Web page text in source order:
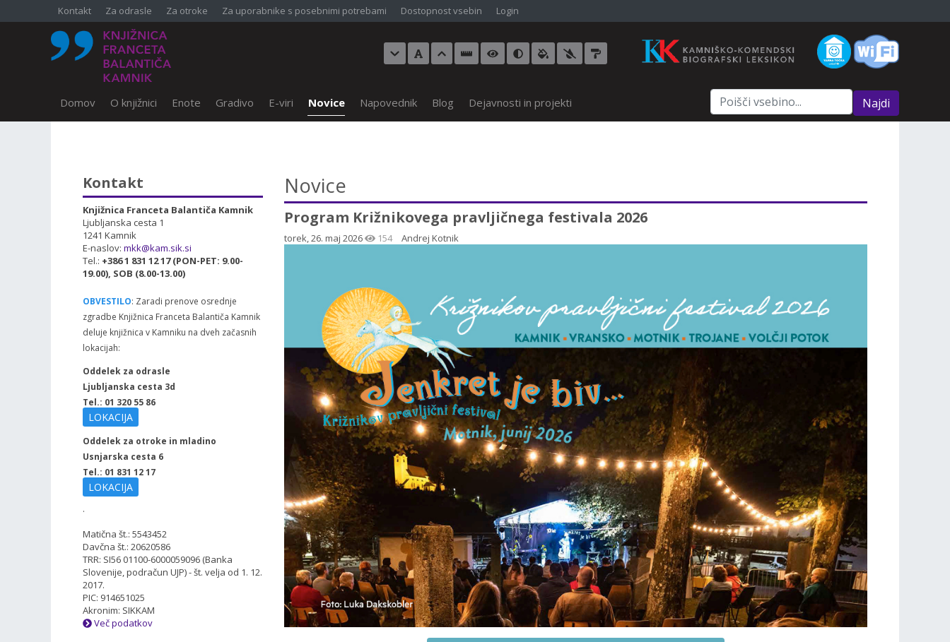
Kontakt Za odrasle Za otroke Za uporabnike s posebnimi potrebami Dostopnost vsebin Login
Domov O knjižnici Enote Gradivo E-viri Novice Napovednik Blog Dejavnosti in projekti Najdi
Novice
Program Križnikovega pravljičnega festivala 2026
torek, 26. maj 2026 154 Andrej Kotnik
Kontakt
Knjižnica Franceta Balantiča Kamnik
Ljubljanska cesta 1
1241 Kamnik
E-naslov: mkk@kam.sik.si
Tel.: +386 1 831 12 17 (PON-PET: 9.00-
19.00), SOB (8.00-13.00)
OBVESTILO: Zaradi prenove osrednje
zgradbe Knjižnica Franceta Balantiča Kamnik
deluje knjižnica v Kamniku na dveh začasnih
lokacijah:
Oddelek za odrasle
Ljubljanska cesta 3d
Tel.: 01 320 55 86
LOKACIJA
Oddelek za otroke in mladino
Usnjarska cesta 6
Tel.: 01 831 12 17
LOKACIJA
.
Matična št.: 5543452
Davčna št.: 20620586
TRR: SI56 01100-6000059096 (Banka
Slovenije, podračun UJP) - št. velja od 1. 12.
2017.
PIC: 914651025
Akronim: SIKKAM
Več podatkov